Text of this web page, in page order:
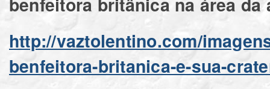
http://vaztolentino.com/
benfeitora-britanica-e-sua-